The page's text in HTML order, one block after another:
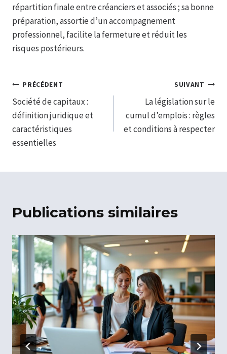
répartition finale entre créanciers et associés ; sa bonne
préparation, assortie d’un accompagnement
professionnel, facilite la fermeture et réduit les
risques postérieurs.
Navigation
de
l’article
PRÉCÉDENT
Société de capitaux :
définition juridique et
caractéristiques
essentielles
SUIVANT
La législation sur le
cumul d’emplois : règles
et conditions à respecter
Publications similaires